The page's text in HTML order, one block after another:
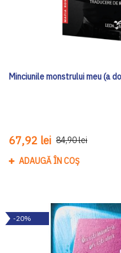
Minciunile monstrului meu (a
67,92 lei 84,90 lei
ADAUGĂ ÎN COȘ
-20%